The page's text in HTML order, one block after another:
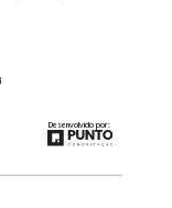
Desenvolvido por: